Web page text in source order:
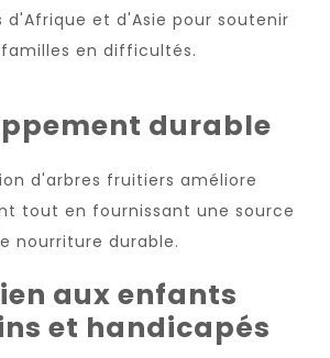
d'Afrique et d'Asie pour soutenir
en difficultés.
durable
d'arbres fruitiers améliore
tout en fournissant une source
nourriture durable.
aux enfants
et handicapés